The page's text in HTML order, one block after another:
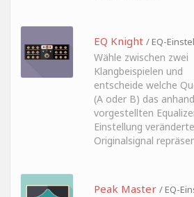
EQ Knight / EQ-
Wähle zwischen zwei
Klangbeispielen und
entscheide welche
(A oder B) das
vorgestellten
Einstellung veränderte
Originalsignal
Peak Master / EQ-